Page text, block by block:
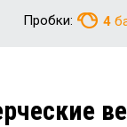
Пробки: 4